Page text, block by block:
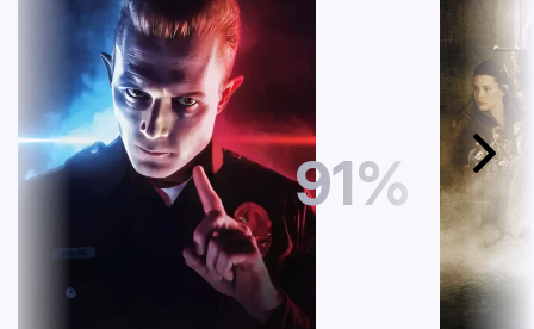
Další
91%